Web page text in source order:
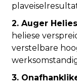
2. Auger
heliese
verstelbare
3.